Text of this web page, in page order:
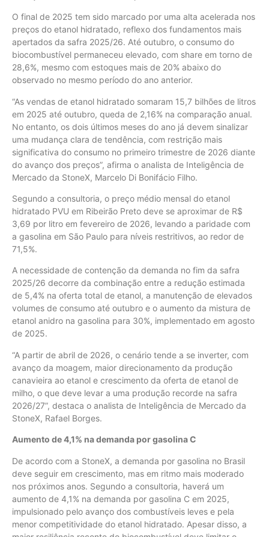
O final de 2025 tem sido marcado por uma alta acelerada nos
preços do etanol hidratado, reflexo dos fundamentos mais
apertados da safra 2025/26. Até outubro, o consumo do
biocombustível permaneceu elevado, com share em torno de
28,6%, mesmo com estoques mais de 20% abaixo do
observado no mesmo período do ano anterior.
“As vendas de etanol hidratado somaram 15,7 bilhões de litros
em 2025 até outubro, queda de 2,16% na comparação anual.
No entanto, os dois últimos meses do ano já devem sinalizar
uma mudança clara de tendência, com restrição mais
significativa do consumo no primeiro trimestre de 2026 diante
do avanço dos preços”, afirma o analista de Inteligência de
Mercado da StoneX, Marcelo Di Bonifácio Filho.
Segundo a consultoria, o preço médio mensal do etanol
hidratado PVU em Ribeirão Preto deve se aproximar de R$
3,69 por litro em fevereiro de 2026, levando a paridade com
a gasolina em São Paulo para níveis restritivos, ao redor de
71,5%.
A necessidade de contenção da demanda no fim da safra
2025/26 decorre da combinação entre a redução estimada
de 5,4% na oferta total de etanol, a manutenção de elevados
volumes de consumo até outubro e o aumento da mistura de
etanol anidro na gasolina para 30%, implementado em agosto
de 2025.
“A partir de abril de 2026, o cenário tende a se inverter, com
avanço da moagem, maior direcionamento da produção
canavieira ao etanol e crescimento da oferta de etanol de
milho, o que deve levar a uma produção recorde na safra
2026/27”, destaca o analista de Inteligência de Mercado da
StoneX, Rafael Borges.
Aumento de 4,1% na demanda por gasolina C
De acordo com a StoneX, a demanda por gasolina no Brasil
deve seguir em crescimento, mas em ritmo mais moderado
nos próximos anos. Segundo a consultoria, haverá um
aumento de 4,1% na demanda por gasolina C em 2025,
impulsionado pelo avanço dos combustíveis leves e pela
menor competitividade do etanol hidratado. Apesar disso, a